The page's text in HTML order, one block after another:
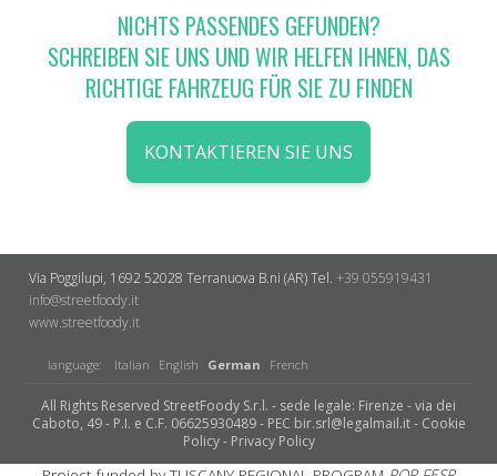
NICHTS PASSENDES GEFUNDEN?
SCHREIBEN SIE UNS UND WIR HELFEN IHNEN, DAS
RICHTIGE FAHRZEUG FÜR SIE ZU FINDEN
KONTAKTIEREN SIE UNS
Via Poggilupi, 1692 52028 Terranuova B.ni (AR)Tel. +39 055919431
info@streetfoody.it
www.streetfoody.it
language: Italian English German French
All Rights Reserved StreetFoody S.r.l. - sede legale: Firenze - via dei
Caboto, 49 - P.I. e C.F. 06625930489 - PEC bir.srl@legalmail.it - Cookie
Policy- Privacy Policy